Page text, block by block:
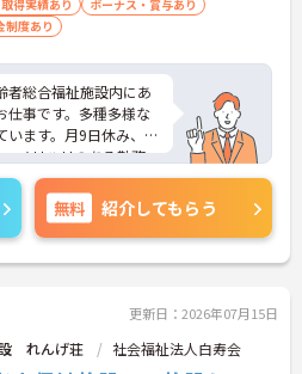
得実績あり
ボーナス・賞与あり
制度あり
者総合福祉施設内にあ
仕事です。多種多様な
います。月9日休み、1
メリハリのある勤務
、寮完備、医療費助成
す。ご興味のある方
、さらに詳細をお話し
談ください！
無料 紹介してもらう
更新日：2026年07月15日
設 れんげ荘 社会福祉法人白寿会